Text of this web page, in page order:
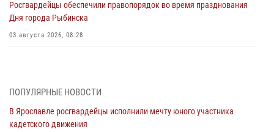
Росгвардейцы обеспечили правопорядок во время празднования
Дня города Рыбинска
03 августа 2026, 08:28
03 августа 2026, 07:24
Ярославские росгвардейцы за прошедшую неделю совершили
более 300 выездов по сигналам «тревога»
ПОПУЛЯРНЫЕ НОВОСТИ
В Ярославле росгвардейцы исполнили мечту юного участника
кадетского движения